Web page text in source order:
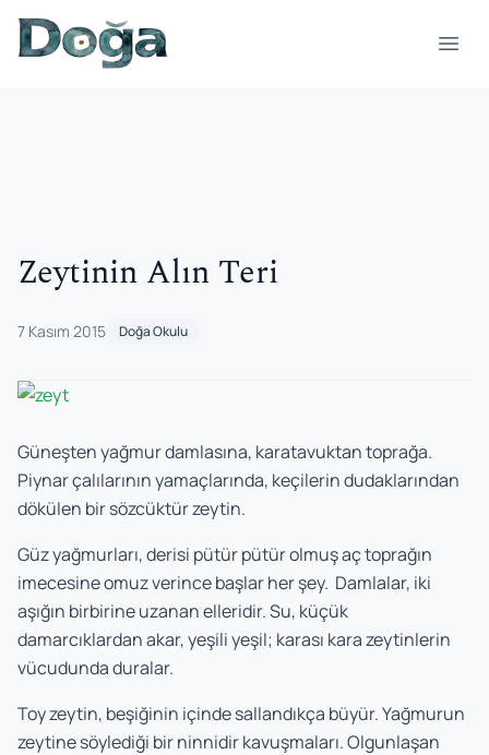
İçeriğe geç
Zeytinin Alın Teri
7 Kasım 2015 Doğa Okulu
Güneşten yağmur damlasına, karatavuktan toprağa.
Piynar çalılarının yamaçlarında, keçilerin dudaklarından
dökülen bir sözcüktür zeytin.
Güz yağmurları, derisi pütür pütür olmuş aç toprağın
imecesine omuz verince başlar her şey. Damlalar, iki
aşığın birbirine uzanan elleridir. Su, küçük
damarcıklardan akar, yeşili yeşil; karası kara zeytinlerin
vücudunda duralar.
Toy zeytin, beşiğinin içinde sallandıkça büyür. Yağmurun
zeytine söylediği bir ninnidir kavuşmaları. Olgunlaşan